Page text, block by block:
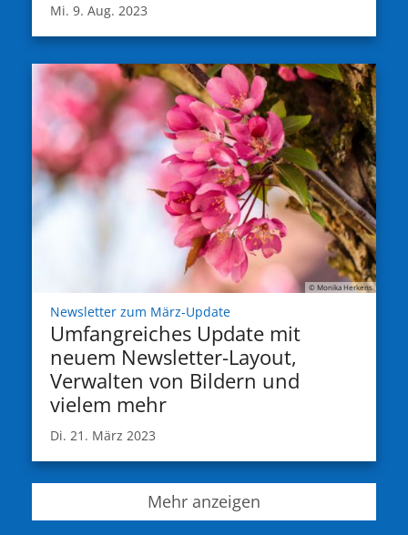
Mi. 9. Aug. 2023
© Monika Herkens
Newsletter zum März-Update:
Umfangreiches Update mit
neuem Newsletter-Layout,
Verwalten von Bildern und
vielem mehr
Di. 21. März 2023
Mehr anzeigen